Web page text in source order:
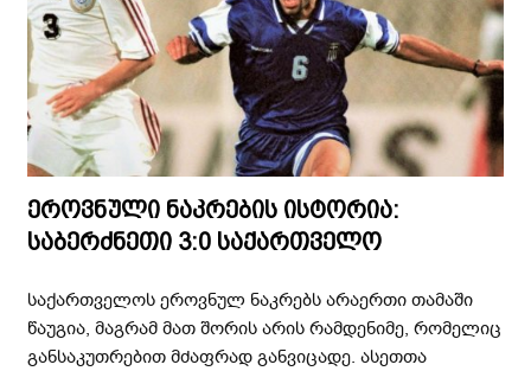
ეროვნული ნაკრების ისტორია:
საბერძნეთი 3:0 საქართველო
საქართველოს ეროვნულ ნაკრებს არაერთი თამაში
წაუგია, მაგრამ მათ შორის არის რამდენიმე, რომელიც
განსაკუთრებით მძაფრად განვიცადე. ასეთთა